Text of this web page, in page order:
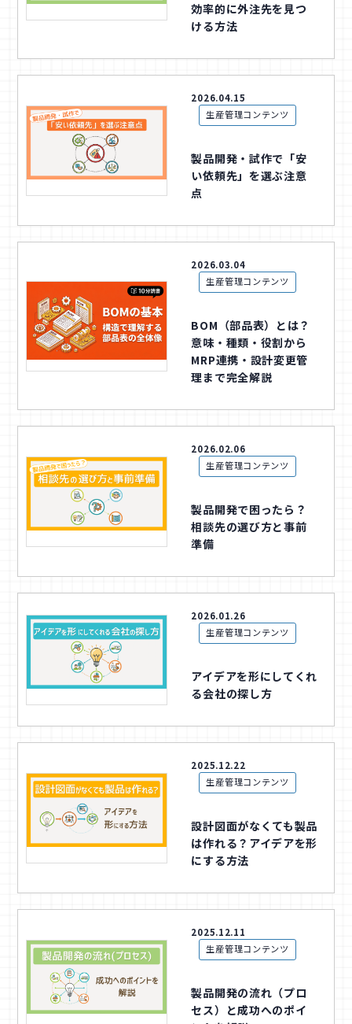
効率的に外注先を見つ
ける方法
2026.04.15
生産管理コンテンツ
製品開発・試作で「安
い依頼先」を選ぶ注意
点
2026.03.04
生産管理コンテンツ
BOM（部品表）とは？
意味・種類・役割から
MRP連携・設計変更管
理まで完全解説
2026.02.06
生産管理コンテンツ
製品開発で困ったら？
相談先の選び方と事前
準備
2026.01.26
生産管理コンテンツ
アイデアを形にしてくれ
る会社の探し方
2025.12.22
生産管理コンテンツ
設計図面がなくても製品
は作れる？アイデアを形
にする方法
2025.12.11
生産管理コンテンツ
製品開発の流れ（プロ
セス）と成功へのポイ